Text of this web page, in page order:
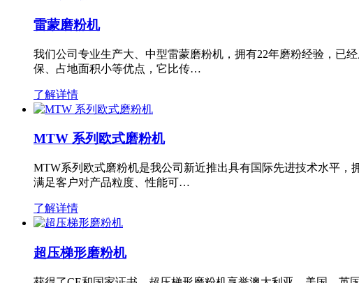
雷蒙磨粉机
我们公司专业生产大、中型雷蒙磨粉机，拥有22年磨粉经验，已
保、占地面积小等优点，它比传…
了解详情
MTW 系列欧式磨粉机
MTW系列欧式磨粉机是我公司新近推出具有国际先进技术水平
满足客户对产品粒度、性能可…
了解详情
超压梯形磨粉机